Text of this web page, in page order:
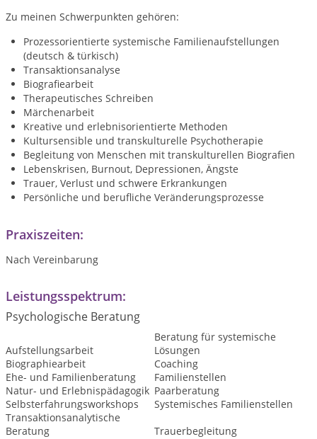
Zu meinen Schwerpunkten gehören:
Prozessorientierte systemische Familienaufstellungen
(deutsch & türkisch)
Transaktionsanalyse
Biografiearbeit
Therapeutisches Schreiben
Märchenarbeit
Kreative und erlebnisorientierte Methoden
Kultursensible und transkulturelle Psychotherapie
Begleitung von Menschen mit transkulturellen Biografien
Lebenskrisen, Burnout, Depressionen, Ängste
Trauer, Verlust und schwere Erkrankungen
Persönliche und berufliche Veränderungsprozesse
Praxiszeiten:
Nach Vereinbarung
Leistungsspektrum:
Psychologische Beratung
Aufstellungsarbeit
Beratung für systemische
Lösungen
Biographiearbeit
Coaching
Ehe- und Familienberatung
Familienstellen
Natur- und Erlebnispädagogik Paarberatung
Selbsterfahrungsworkshops
Systemisches Familienstellen
Transaktionsanalytische
Beratung
Trauerbegleitung